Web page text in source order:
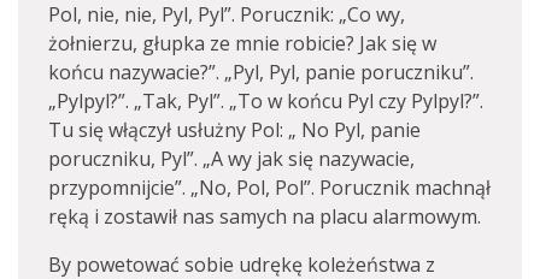
Pol, nie, nie, Pyl, Pyl”. Porucznik: „Co wy,
żołnierzu, głupka ze mnie robicie? Jak się w
końcu nazywacie?”. „Pyl, Pyl, panie poruczniku”.
„Pylpyl?”. „Tak, Pyl”. „To w końcu Pyl czy Pylpyl?”.
Tu się włączył usłużny Pol: „ No Pyl, panie
poruczniku, Pyl”. „A wy jak się nazywacie,
przypomnijcie”. „No, Pol, Pol”. Porucznik machnął
ręką i zostawił nas samych na placu alarmowym.
By powetować sobie udrękę koleżeństwa z